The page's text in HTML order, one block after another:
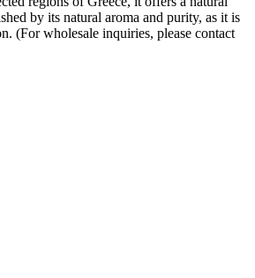
by its natural aroma and purity, as it is
(For wholesale inquiries, please contact